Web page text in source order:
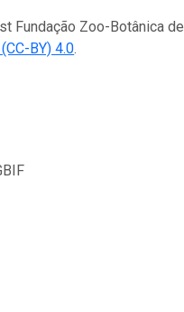
Fundação Zoo-Botânica
BY) 4.0.